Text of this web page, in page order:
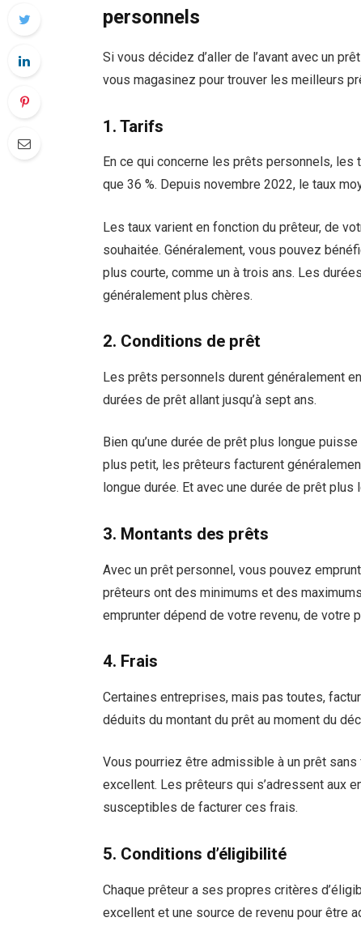
personnels
Si vous décidez d’aller de l’avant avec un
vous magasinez pour trouver les meilleurs
1. Tarifs
En ce qui concerne les prêts personnels,
que 36 %. Depuis novembre 2022, le taux
Les taux varient en fonction du prêteur, de
souhaitée. Généralement, vous pouvez
plus courte, comme un à trois ans. Les
généralement plus chères.
2. Conditions de prêt
Les prêts personnels durent généralement
durées de prêt allant jusqu’à sept ans.
Bien qu’une durée de prêt plus longue
plus petit, les prêteurs facturent
longue durée. Et avec une durée de prêt
3. Montants des prêts
Avec un prêt personnel, vous pouvez
prêteurs ont des minimums et des
emprunter dépend de votre revenu, de votre
4. Frais
Certaines entreprises, mais pas toutes,
déduits du montant du prêt au moment du
Vous pourriez être admissible à un prêt
excellent. Les prêteurs qui s’adressent aux
susceptibles de facturer ces frais.
5. Conditions d’éligibilité
Chaque prêteur a ses propres critères
excellent et une source de revenu pour être